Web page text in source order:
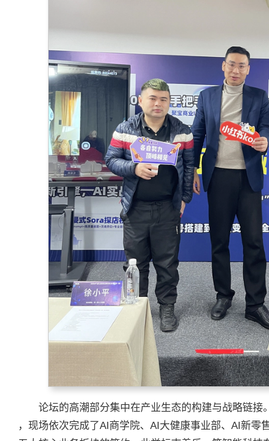
论坛的高潮部分集中在产业生态的构建与战略链接
，现场依次完成了AI商学院、AI大健康事业部、AI新零